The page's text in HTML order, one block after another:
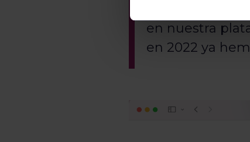
A medida
en nuestra
en 2022 ya